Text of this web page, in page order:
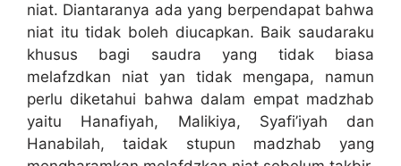
niat. Diantaranya ada yang berpendapat bahwa
niat itu tidak boleh diucapkan. Baik saudaraku
khusus bagi saudra yang tidak biasa
melafzdkan niat yan tidak mengapa, namun
perlu diketahui bahwa dalam empat madzhab
yaitu Hanafiyah, Malikiya, Syafi’iyah dan
Hanabilah, taidak stupun madzhab yang